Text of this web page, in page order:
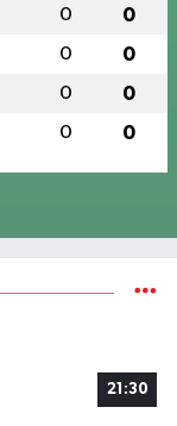
0 0
0 0
0 0
0 0
21:30